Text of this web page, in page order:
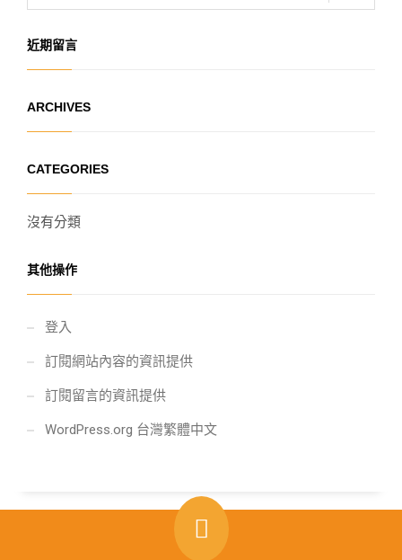
近期留言
ARCHIVES
CATEGORIES
沒有分類
其他操作
登入
訂閱網站內容的資訊提供
訂閱留言的資訊提供
WordPress.org 台灣繁體中文